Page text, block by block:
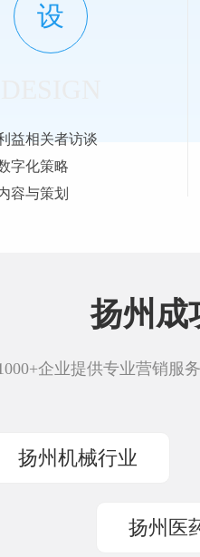
设
益相关者访谈
字化策略
容与策划
扬州成
企业提供专业营销服
扬州机械行业
扬州医